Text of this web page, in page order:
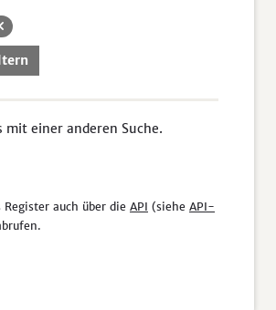
mit einer anderen Suche.
Register auch über die API (siehe API-